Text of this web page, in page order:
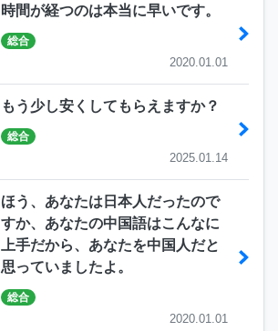
時間が経つのは本当に早いです。
総合
2020.01.01
もう少し安くしてもらえますか？
総合
2025.01.14
ほう、あなたは日本人だったので
すか、あなたの中国語はこんなに
上手だから、あなたを中国人だと
思っていましたよ。
総合
2020.01.01